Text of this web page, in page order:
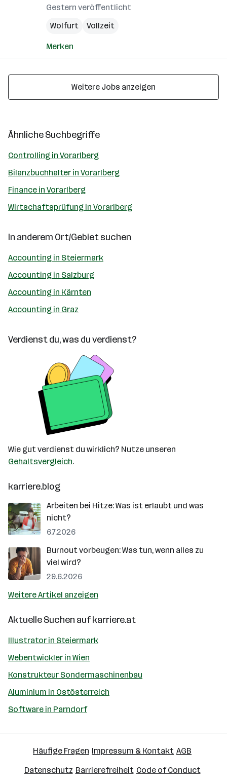
Gestern veröffentlicht
Wolfurt
Vollzeit
Merken
Weitere Jobs anzeigen
Ähnliche Suchbegriffe
Controlling in Vorarlberg
Bilanzbuchhalter in Vorarlberg
Finance in Vorarlberg
Wirtschaftsprüfung in Vorarlberg
In anderem Ort/Gebiet suchen
Accounting in Steiermark
Accounting in Salzburg
Accounting in Kärnten
Accounting in Graz
Verdienst du, was du verdienst?
Wie gut verdienst du wirklich? Nutze unseren
Gehaltsvergleich.
karriere.blog
Arbeiten bei Hitze: Was ist erlaubt und was
nicht?
6.7.2026
Burnout vorbeugen: Was tun, wenn alles zu
viel wird?
29.6.2026
Weitere Artikel anzeigen
Aktuelle Suchen aufkarriere.at
Illustrator in Steiermark
Webentwickler in Wien
Konstrukteur Sondermaschinenbau
Aluminium in Ostösterreich
Software in Parndorf
Häufige Fragen Impressum & Kontakt AGB
Datenschutz Barrierefreiheit Code of Conduct